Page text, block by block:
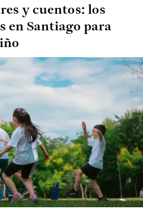
y cuentos: los
en Santiago para